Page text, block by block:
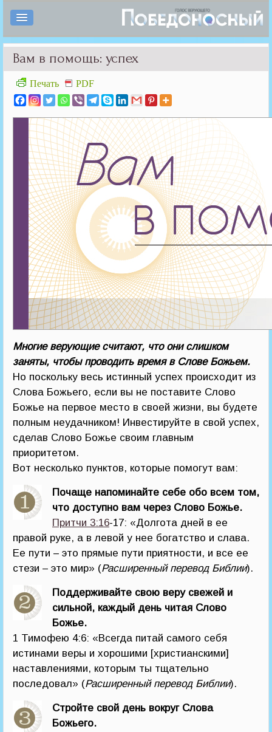
Вам в помощь: успех
Печать PDF
Многие верующие считают, что они слишком
заняты, чтобы проводить время в Слове Божьем.
Но поскольку весь истинный успех происходит из
Слова Божьего, если вы не поставите Слово
Божье на первое место в своей жизни, вы будете
полным неудачником! Инвестируйте в свой успех,
сделав Слово Божье своим главным
приоритетом.
Вот несколько пунктов, которые помогут вам:
Почаще напоминайте себе обо всем том,
что доступно вам через Слово Божье.
Притчи 3:16-17: «Долгота дней в ее
правой руке, а в левой у нее богатство и слава.
Ее пути – это прямые пути приятности, и все ее
стези – это мир» (Расширенный перевод Библии).
Поддерживайте свою веру свежей и
сильной, каждый день читая Слово
Божье.
1 Тимофею 4:6: «Всегда питай самого себя
истинами веры и хорошими [христианскими]
наставлениями, которым ты тщательно
последовал» (Расширенный перевод Библии).
Стройте свой день вокруг Слова
Божьего.